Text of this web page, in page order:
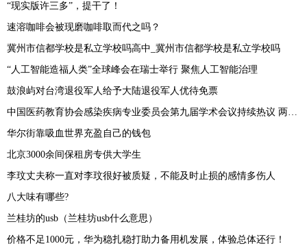
“现实版许三多”，提干了！
速溶咖啡会被现磨咖啡取而代之吗？
冀州市信都学校是私立学校吗高中_冀州市信都学校是私立学校吗
“人工智能造福人类”全球峰会在瑞士举行 聚焦人工智能治理
鼓浪屿对台湾退役军人给予大陆退役军人优待免票
中国医药教育协会感染疾病专业委员会第九届学术会议持续热议 两性霉素专家共识发布
华尔街靠吸血世界充盈自己的钱包
北京3000余间保租房专供大学生
李玟丈夫称一直对李玟很好被质疑，不能及时止损的感情多伤人
八大味有哪些?
兰桂坊的usb（兰桂坊usb什么意思）
价格不足1000元，华为稳扎稳打助力备用机发展，体验总体还行！